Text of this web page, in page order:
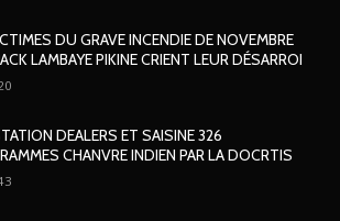
DU GRAVE INCENDIE DE NOVEMBRE
LAMBAYE PIKINE CRIENT LEUR DÉSARROI
DEALERS ET SAISINE 326
CHANVRE INDIEN PAR LA DOCRTIS